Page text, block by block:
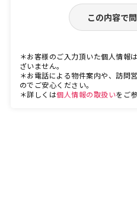
この内容で
＊お客様のご入力頂いた個人情報
ざいません。
＊お電話による物件案内や、訪問
のでご安心ください。
＊詳しくは個人情報の取扱いをご